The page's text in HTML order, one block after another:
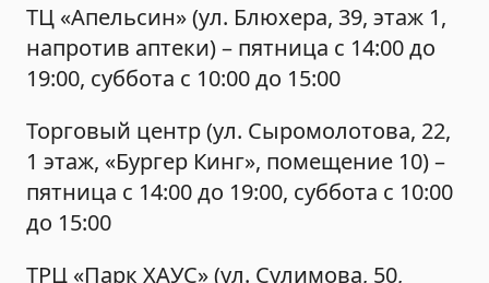
ТЦ «Апельсин» (ул. Блюхера, 39, этаж 1,
напротив аптеки) – пятница с 14:00 до
19:00, суббота с 10:00 до 15:00
Торговый центр (ул. Сыромолотова, 22,
1 этаж, «Бургер Кинг», помещение 10) –
пятница с 14:00 до 19:00, суббота с 10:00
до 15:00
ТРЦ «Парк ХАУС» (ул. Сулимова, 50,